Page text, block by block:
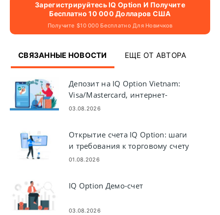
Зарегистрируйтесь IQ Option И Получите
Бесплатно 10 000 Долларов США
Получите $10 000 Бесплатно Для Новичков
СВЯЗАННЫЕ НОВОСТИ ЕЩЕ ОТ АВТОРА
Депозит на IQ Option Vietnam:
Visa/Mastercard, интернет-
банкинг и электронные
03.08.2026
Открытие счета IQ Option: шаги
и требования к торговому счету
01.08.2026
IQ Option Демо-счет
03.08.2026